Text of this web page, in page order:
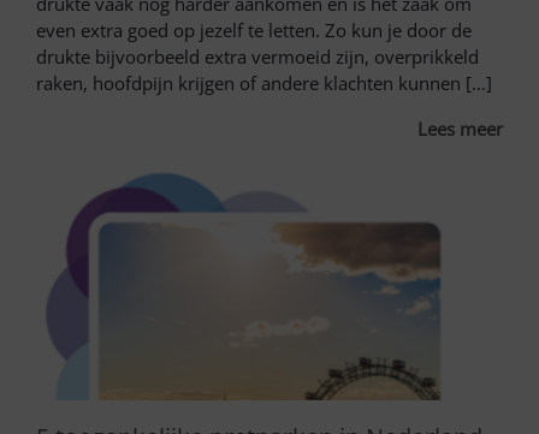
even extra goed op jezelf te letten. Zo kun je door de
drukte bijvoorbeeld extra vermoeid zijn, overprikkeld
raken, hoofdpijn krijgen of andere klachten kunnen […]
Lees meer